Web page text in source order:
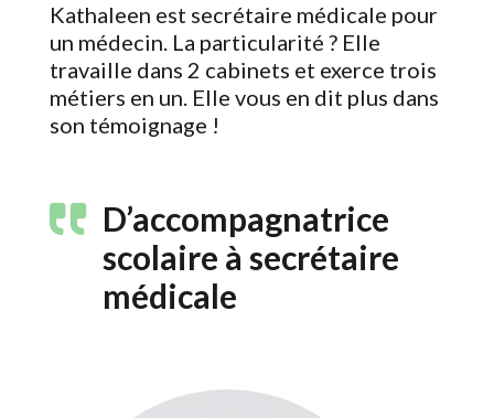
Kathaleen est secrétaire médicale pour
un médecin. La particularité ? Elle
travaille dans 2 cabinets et exerce trois
métiers en un. Elle vous en dit plus dans
son témoignage !
D’accompagnatrice
scolaire à secrétaire
médicale